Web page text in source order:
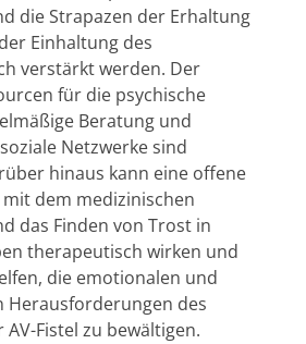
die Strapazen der Erhaltung
Einhaltung des
verstärkt werden. Der
für die psychische
Beratung und
Netzwerke sind
hinaus kann eine offene
dem medizinischen
das Finden von Trost in
therapeutisch wirken und
die emotionalen und
Herausforderungen des
Fistel zu bewältigen.